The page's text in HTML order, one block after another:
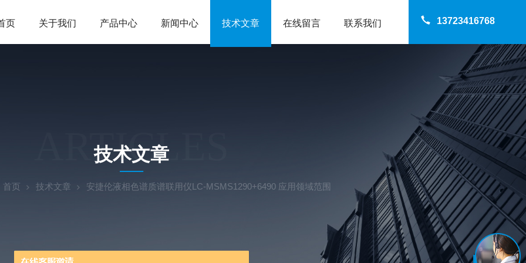
13723416768
页 关于我们 产品中心 新闻中心 技术文章 在线留言 联系我们
ARTICLES
技术文章
首页 技术文章 安捷伦液相色谱质谱联用仪LC-MSMS1290+6490 应用领域范围